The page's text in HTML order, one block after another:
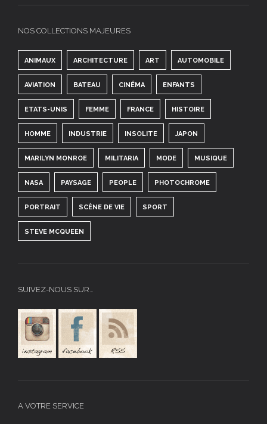
NOS COLLECTIONS MAJEURES
ANIMAUX ARCHITECTURE ART AUTOMOBILE
AVIATION BATEAU CINÉMA ENFANTS
ETATS-UNIS FEMME FRANCE HISTOIRE
HOMME INDUSTRIE INSOLITE JAPON
MARILYN MONROE MILITARIA MODE MUSIQUE
NASA PAYSAGE PEOPLE PHOTOCHROME
PORTRAIT SCÈNE DE VIE SPORT
STEVE MCQUEEN
SUIVEZ-NOUS SUR…
A VOTRE SERVICE